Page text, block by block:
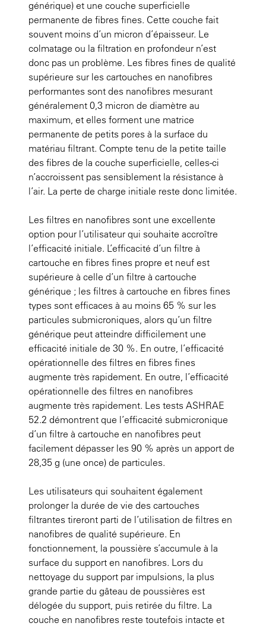
générique) et une couche superficielle
permanente de fibres fines. Cette couche fait
souvent moins d’un micron d’épaisseur. Le
colmatage ou la filtration en profondeur n’est
donc pas un problème. Les fibres fines de qualité
supérieure sur les cartouches en nanofibres
performantes sont des nanofibres mesurant
généralement 0,3 micron de diamètre au
maximum, et elles forment une matrice
permanente de petits pores à la surface du
matériau filtrant. Compte tenu de la petite taille
des fibres de la couche superficielle, celles-ci
n’accroissent pas sensiblement la résistance à
l’air. La perte de charge initiale reste donc limitée.
Les filtres en nanofibres sont une excellente
option pour l’utilisateur qui souhaite accroître
l’efficacité initiale. L’efficacité d’un filtre à
cartouche en fibres fines propre et neuf est
supérieure à celle d’un filtre à cartouche
générique ; les filtres à cartouche en fibres fines
types sont efficaces à au moins 65 % sur les
particules submicroniques, alors qu’un filtre
générique peut atteindre difficilement une
efficacité initiale de 30 %. En outre, l’efficacité
opérationnelle des filtres en fibres fines
augmente très rapidement. En outre, l’efficacité
opérationnelle des filtres en nanofibres
augmente très rapidement. Les tests ASHRAE
52.2 démontrent que l’efficacité submicronique
d’un filtre à cartouche en nanofibres peut
facilement dépasser les 90 % après un apport de
28,35 g (une once) de particules.
Les utilisateurs qui souhaitent également
prolonger la durée de vie des cartouches
filtrantes tireront parti de l’utilisation de filtres en
nanofibres de qualité supérieure. En
fonctionnement, la poussière s’accumule à la
surface du support en nanofibres. Lors du
nettoyage du support par impulsions, la plus
grande partie du gâteau de poussières est
délogée du support, puis retirée du filtre. La
couche en nanofibres reste toutefois intacte et